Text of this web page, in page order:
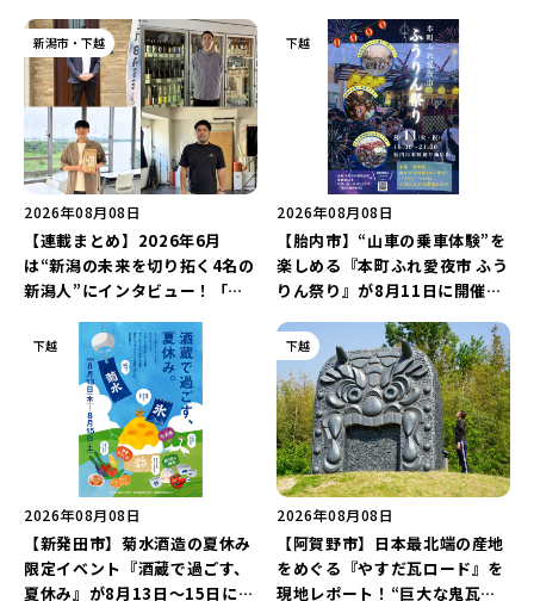
新潟市・下越
2026年08月08日
【連載まとめ】2026年6月
は“新潟の未来を切り拓く4名の
新潟人”にインタビュー！「学
トグラファー」など要チェック
下越
2026年08月08日
【胎内市】“山車の乗車体験”を
楽しめる『本町ふれ愛夜市 ふう
りん祭り』が8月11日に開催！
日の露店」が大集結♪
下越
2026年08月08日
【新発田市】菊水酒造の夏休み
限定イベント『酒蔵で過ごす、
夏休み』が8月13日～15日に開
下越
2026年08月08日
【阿賀野市】日本最北端の産地
をめぐる『やすだ瓦ロード』を
現地レポート！“巨大な鬼瓦モ